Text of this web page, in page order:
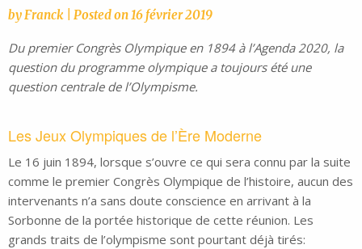
byFranck Posted on16 février 2019
Du premier Congrès Olympique en 1894 à l’Agenda 2020, la
question du programme olympique a toujours été une
question centrale de l’Olympisme.
Les Jeux Olympiques de l’Ère Moderne
Le 16 juin 1894, lorsque s’ouvre ce qui sera connu par la suite
comme le premier Congrès Olympique de l’histoire, aucun des
intervenants n’a sans doute conscience en arrivant à la
Sorbonne de la portée historique de cette réunion. Les
grands traits de l’olympisme sont pourtant déjà tirés: